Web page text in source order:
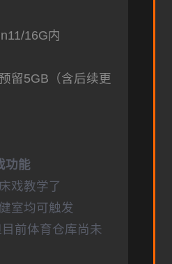
16G内
留5GB（含后续更
功能
戏教学了
室均可触发
前体育仓库尚未